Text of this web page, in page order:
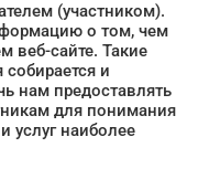
(участником).
о том, чем
веб-сайте. Такие
и
нам предоставлять
для понимания
услуг наиболее